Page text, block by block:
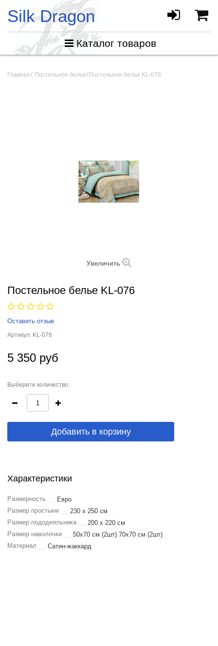
Silk Dragon
Каталог товаров
Главная Постельное белье Постельное белье KL-076
Увеличить
Постельное белье KL-076
Оставить отзыв
Артикул: KL-076
5 350 руб
Выберите количество:
Добавить в корзину
Характеристики
Размерность
Евро
Размер простыни
230 х 250 см
Размер пододеяльника
200 x 220 см
Размер наволочки
50х70 см (2шт) 70х70 см (2шт)
Материал
Сатин-жаккард